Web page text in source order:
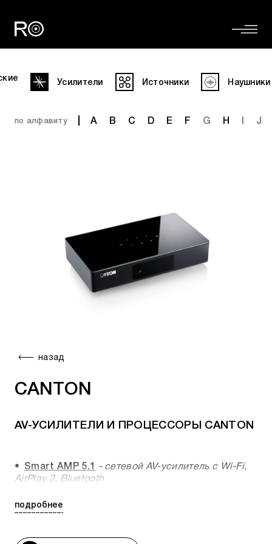
Усилители Источники Наушники
по алфавиту A B C D E F G H J
назад
CANTON
AV-УСИЛИТЕЛИ И ПРОЦЕССОРЫ CANTON
Smart AMP 5.1 - сетевой AV-усилитель с Wi-Fi,
AirPlay 2, Bluetooth
Smart Connect 5.1
Wi-Fi, AirPlay 2, Bluetooth
подробнее